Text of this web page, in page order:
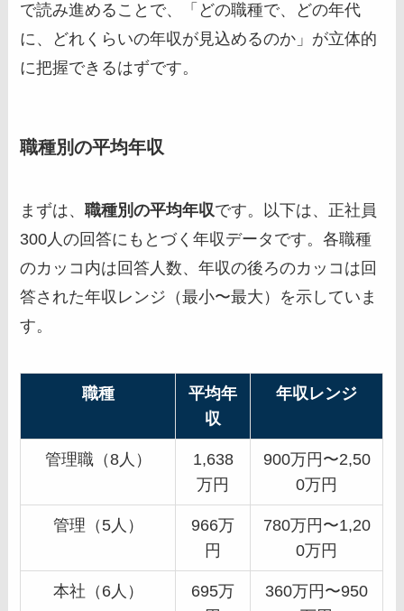
で読み進めることで、「どの職種で、どの年代
に、どれくらいの年収が見込めるのか」が立体的
に把握できるはずです。
職種別の平均年収
まずは、職種別の平均年収です。以下は、正社員
300人の回答にもとづく年収データです。各職種
のカッコ内は回答人数、年収の後ろのカッコは回
答された年収レンジ（最小〜最大）を示していま
す。
職種
平均年
収
年収レンジ
管理職（8人）
1,638
万円
900万円〜2,50
0万円
管理（5人）
966万
円
780万円〜1,20
0万円
本社（6人）
695万
360万円〜950